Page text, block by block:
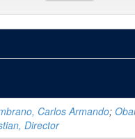
Carlos Armando;
Director